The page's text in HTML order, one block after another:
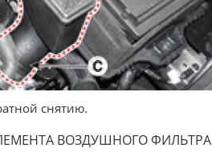
снятию.
ВОЗДУШНОГО ФИЛЬТРА